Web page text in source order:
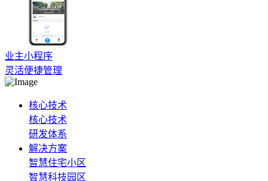
业主小程序
灵活便捷管理
核心技术
核心技术
研发体系
解决方案
智慧住宅小区
智慧科技园区